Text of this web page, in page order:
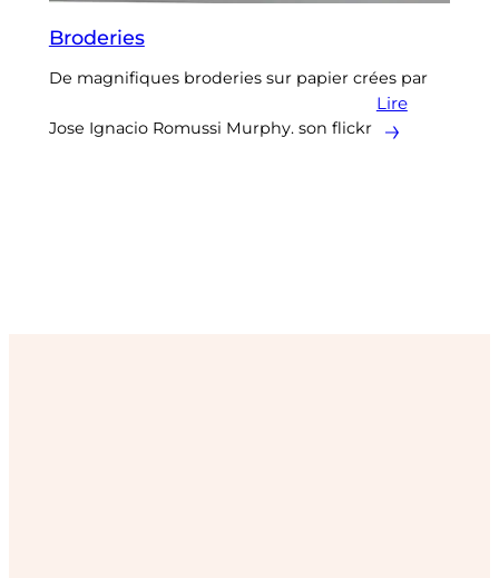
Broderies
De magnifiques broderies sur papier crées par
Jose Ignacio Romussi Murphy. son flickr
Lire